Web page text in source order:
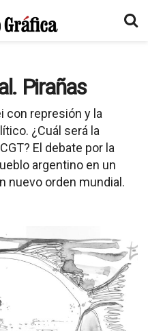
Pirañas
con represión y la
¿Cuál será la
El debate por la
argentino en un
nuevo orden mundial.